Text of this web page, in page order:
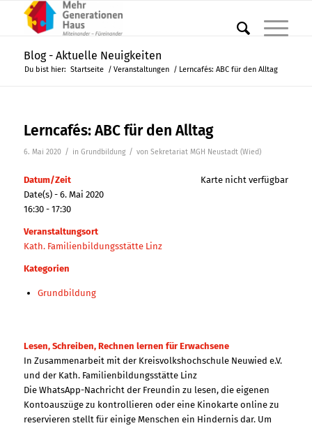
Blog - Aktuelle Neuigkeiten
Du bist hier: Startseite / Veranstaltungen / Lerncafés: ABC für den Alltag
Lerncafés: ABC für den Alltag
6. Mai 2020 / in Grundbildung / von Sekretariat MGH Neustadt (Wied)
Karte nicht verfügbar
Datum/Zeit
Date(s) - 6. Mai 2020
16:30 - 17:30
Veranstaltungsort
Kath. Familienbildungsstätte Linz
Kategorien
Grundbildung
Lesen, Schreiben, Rechnen lernen für Erwachsene
In Zusammenarbeit mit der Kreisvolkshochschule Neuwied e.V.
und der Kath. Familienbildungsstätte Linz
Die WhatsApp-Nachricht der Freundin zu lesen, die eigenen
Kontoauszüge zu kontrollieren oder eine Kinokarte online zu
reservieren stellt für einige Menschen ein Hindernis dar. Um